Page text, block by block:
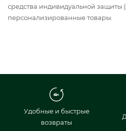
средства индивидуальной защиты
персонализированные товары.
Удобные и быстрые
возвраты